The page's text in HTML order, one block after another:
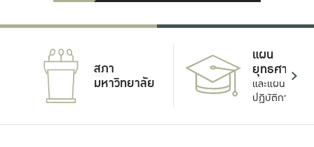
สภา
มหาวิทยาลัย
แผน
ยุทธศาสตร์
และแผน
ปฏิบัติการ